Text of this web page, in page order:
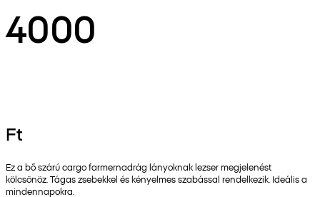
4000
Ft
Ez a bő szárú cargo farmernadrág lányoknak lezser megjelenést
kölcsönöz. Tágas zsebekkel és kényelmes szabással rendelkezik. Ideális a
mindennapokra.